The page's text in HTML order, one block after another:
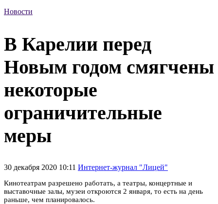
Новости
В Карелии перед
Новым годом смягчены
некоторые
ограничительные
меры
30 декабря 2020 10:11 Интернет-журнал "Лицей"
Кинотеатрам разрешено работать, а театры, концертные и
выставочные залы, музеи откроются 2 января, то есть на день
раньше, чем планировалось.